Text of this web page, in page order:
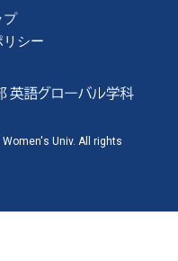
プ
シー
Univ. All rights